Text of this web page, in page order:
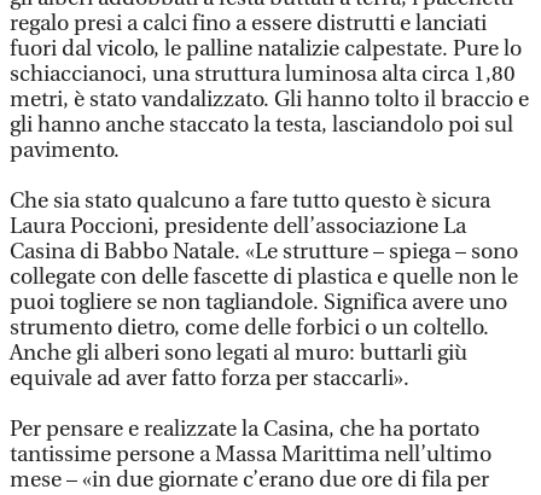
regalo presi a calci fino a essere distrutti e lanciati
fuori dal vicolo, le palline natalizie calpestate. Pure lo
schiaccianoci, una struttura luminosa alta circa 1,80
metri, è stato vandalizzato. Gli hanno tolto il braccio e
gli hanno anche staccato la testa, lasciandolo poi sul
pavimento.
Che sia stato qualcuno a fare tutto questo è sicura
Laura Poccioni, presidente dell’associazione La
Casina di Babbo Natale. «Le strutture – spiega – sono
collegate con delle fascette di plastica e quelle non le
puoi togliere se non tagliandole. Significa avere uno
strumento dietro, come delle forbici o un coltello.
Anche gli alberi sono legati al muro: buttarli giù
equivale ad aver fatto forza per staccarli».
Per pensare e realizzate la Casina, che ha portato
tantissime persone a Massa Marittima nell’ultimo
mese – «in due giornate c’erano due ore di fila per